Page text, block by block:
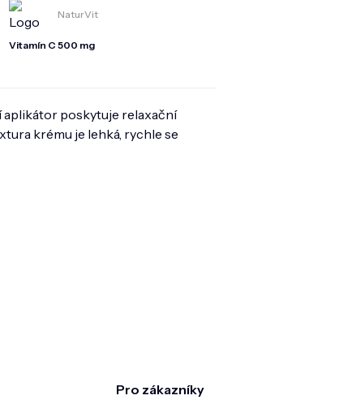
NaturVit
Vitamín C 500 mg
aplikátor poskytuje relaxační
krému je lehká, rychle se
Pro zákazníky